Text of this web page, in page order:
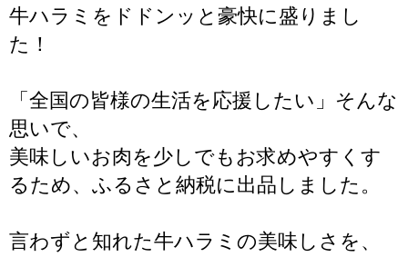
牛ハラミをドドンッと豪快に盛りまし
た！
「全国の皆様の生活を応援したい」そんな
思いで、
美味しいお肉を少しでもお求めやすくす
るため、ふるさと納税に出品しました。
言わずと知れた牛ハラミの美味しさを、